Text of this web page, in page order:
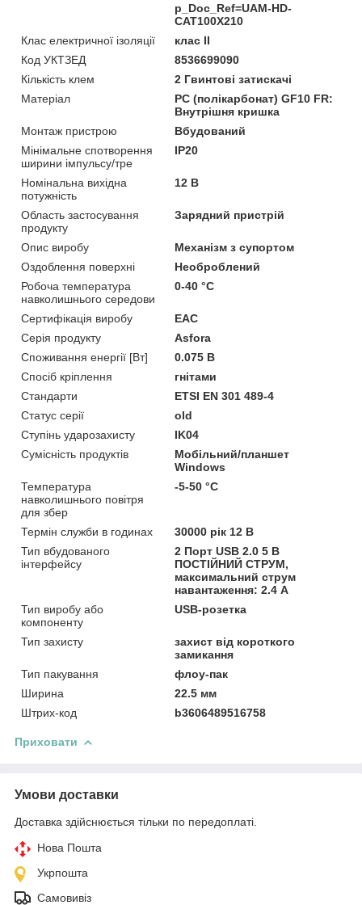
p_Doc_Ref=UAM-HD-
CAT100X210
Клас електричної ізоляції
клас II
Код УКТЗЕД
8536699090
Кількість клем
2 Гвинтові затискачі
Матеріал
PC (полікарбонат) GF10 FR:
Внутрішня кришка
Монтаж пристрою
Вбудований
Мінімальне спотворення
ширини імпульсу/тре
IP20
Номінальна вихідна
потужність
12 В
Область застосування
продукту
Зарядний пристрій
Опис виробу
Механізм з супортом
Оздоблення поверхні
Необроблений
Робоча температура
навколишнього середови
0-40 °C
Сертифікація виробу
EAC
Серія продукту
Asfora
Споживання енергії [Вт]
0.075 В
Спосіб кріплення
гнітами
Стандарти
ETSI EN 301 489-4
Статус серії
old
Ступінь ударозахисту
IK04
Сумісність продуктів
Мобільний/планшет
Windows
Температура
навколишнього повітря
для збер
-5-50 °C
Термін служби в годинах
30000 рік 12 В
Тип вбудованого
інтерфейсу
2 Порт USB 2.0 5 В
ПОСТІЙНИЙ СТРУМ,
максимальний струм
навантаження: 2.4 A
Тип виробу або
компоненту
USB-розетка
Тип захисту
захист від короткого
замикання
Тип пакування
флоу-пак
Ширина
22.5 мм
Штрих-код
b3606489516758
Приховати
Умови доставки
Доставка здійснюється тільки по передоплаті.
Нова Пошта
Укрпошта
Самовивіз